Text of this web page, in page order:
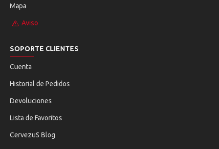
Mapa
Aviso
SOPORTE CLIENTES
Cuenta
Historial de Pedidos
Devoluciones
Lista de Favoritos
CervezuS Blog